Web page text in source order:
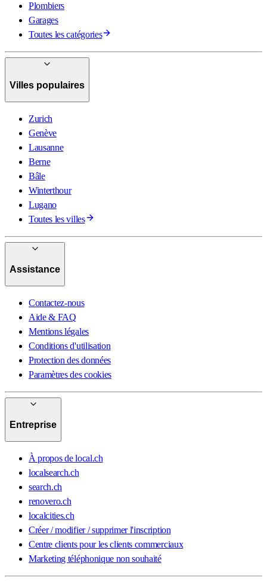
Plombiers
Garages
Toutes les catégories
Villes populaires
Zurich
Genève
Lausanne
Berne
Bâle
Winterthour
Lugano
Toutes les villes
Assistance
Contactez-nous
Aide & FAQ
Mentions légales
Conditions d'utilisation
Protection des données
Paramètres des cookies
Entreprise
À propos de local.ch
localsearch.ch
search.ch
renovero.ch
localcities.ch
Créer / modifier / supprimer l'inscription
Centre clients pour les clients commerciaux
Marketing téléphonique non souhaité